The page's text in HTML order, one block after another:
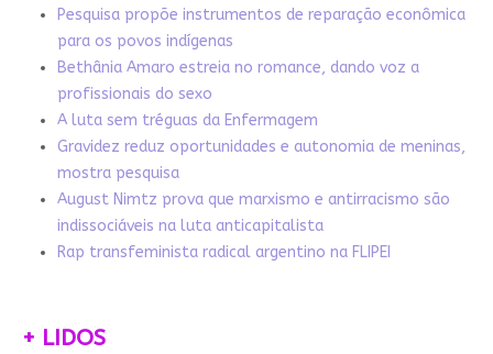
Pesquisa propõe instrumentos de reparação econômica
para os povos indígenas
Bethânia Amaro estreia no romance, dando voz a
profissionais do sexo
A luta sem tréguas da Enfermagem
Gravidez reduz oportunidades e autonomia de meninas,
mostra pesquisa
August Nimtz prova que marxismo e antirracismo são
indissociáveis na luta anticapitalista
Rap transfeminista radical argentino na FLIPEI
+ LIDOS